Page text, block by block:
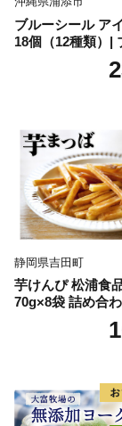
ブルーシール ア
18個（12種類）|
ルアイス ブルー
スクリーム 着日
誕生日 カップ 詰
ラエティ | バニラ
ト ストロベリー
バニラ＆クッキ
紅イモ 塩ちんす
ークヮーサー 沖
ロイヤルミルク
イン
静岡県吉田町
芋けんぴ 松浦食
70g×8袋 詰め合
勢丹(松浦食品)
22424274] 芋ケ